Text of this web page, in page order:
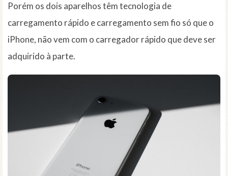
Porém os dois aparelhos têm tecnologia de
carregamento rápido e carregamento sem fio só que o
iPhone, não vem com o carregador rápido que deve ser
adquirido à parte.